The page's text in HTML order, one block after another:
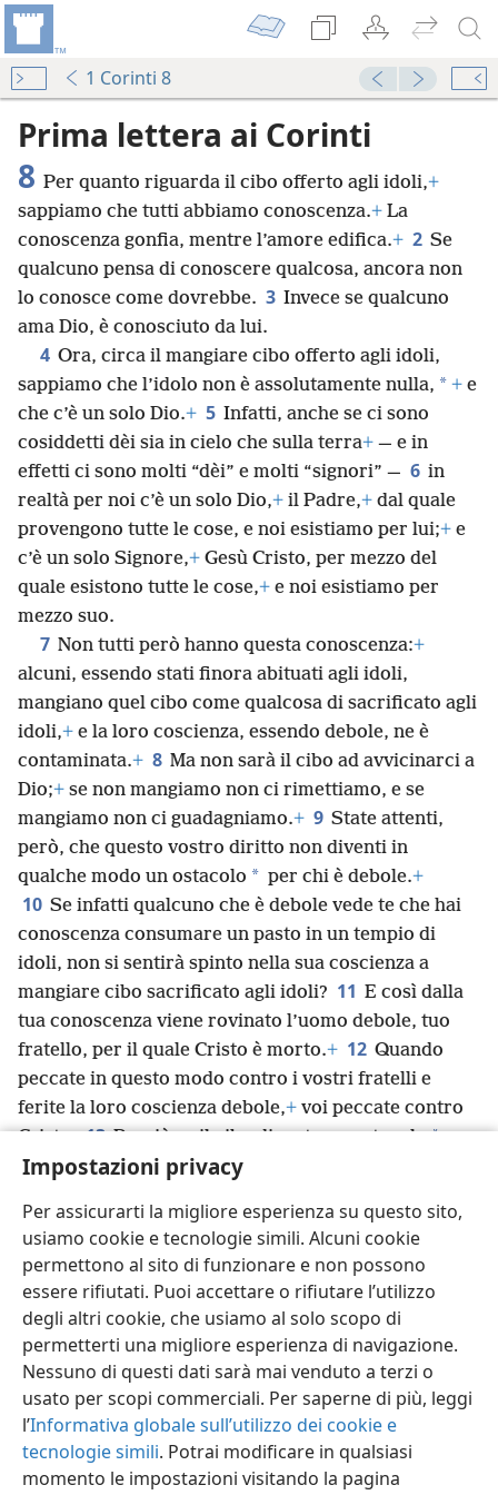
Impostazioni privacy
Per assicurarti la migliore esperienza su questo sito,
usiamo cookie e tecnologie simili. Alcuni cookie
permettono al sito di funzionare e non possono
essere rifiutati. Puoi accettare o rifiutare l’utilizzo
degli altri cookie, che usiamo al solo scopo di
permetterti una migliore esperienza di navigazione.
Nessuno di questi dati sarà mai venduto a terzi o
usato per scopi commerciali. Per saperne di più, leggi
l’Informativa globale sull’utilizzo dei cookie e
tecnologie simili. Potrai modificare in qualsiasi
momento le impostazioni visitando la pagina
1 Corinti 8
Prima lettera ai Corinti
8 Per quanto riguarda il cibo offerto agli idoli,+
sappiamo che tutti abbiamo conoscenza.+ La
conoscenza gonfia, mentre l’amore edifica.+ 2 Se
qualcuno pensa di conoscere qualcosa, ancora non
lo conosce come dovrebbe. 3 Invece se qualcuno
ama Dio, è conosciuto da lui.
4 Ora, circa il mangiare cibo offerto agli idoli,
sappiamo che l’idolo non è assolutamente nulla, * + e
che c’è un solo Dio.+ 5 Infatti, anche se ci sono
cosiddetti dèi sia in cielo che sulla terra+ — e in
effetti ci sono molti “dèi” e molti “signori” — 6 in
realtà per noi c’è un solo Dio,+ il Padre,+ dal quale
provengono tutte le cose, e noi esistiamo per lui;+ e
c’è un solo Signore,+ Gesù Cristo, per mezzo del
quale esistono tutte le cose,+ e noi esistiamo per
mezzo suo.
7 Non tutti però hanno questa conoscenza:+
alcuni, essendo stati finora abituati agli idoli,
mangiano quel cibo come qualcosa di sacrificato agli
idoli,+ e la loro coscienza, essendo debole, ne è
contaminata.+ 8 Ma non sarà il cibo ad avvicinarci a
Dio;+ se non mangiamo non ci rimettiamo, e se
mangiamo non ci guadagniamo.+ 9 State attenti,
però, che questo vostro diritto non diventi in
qualche modo un ostacolo * per chi è debole.+
10 Se infatti qualcuno che è debole vede te che hai
conoscenza consumare un pasto in un tempio di
idoli, non si sentirà spinto nella sua coscienza a
mangiare cibo sacrificato agli idoli? 11 E così dalla
tua conoscenza viene rovinato l’uomo debole, tuo
fratello, per il quale Cristo è morto.+ 12 Quando
peccate in questo modo contro i vostri fratelli e
ferite la loro coscienza debole,+ voi peccate contro
Cristo. 13 Perciò se il cibo diventa un ostacolo * per
mio fratello, non mangerò mai più carne, così da non
Italiano Condividi Impostazioni
Copyright© 2026 Watch Tower Bible and Tract Society of Pennsylvania
Condizioni d’uso Informativa sulla privacy
Impostazioni privacy
Accedi